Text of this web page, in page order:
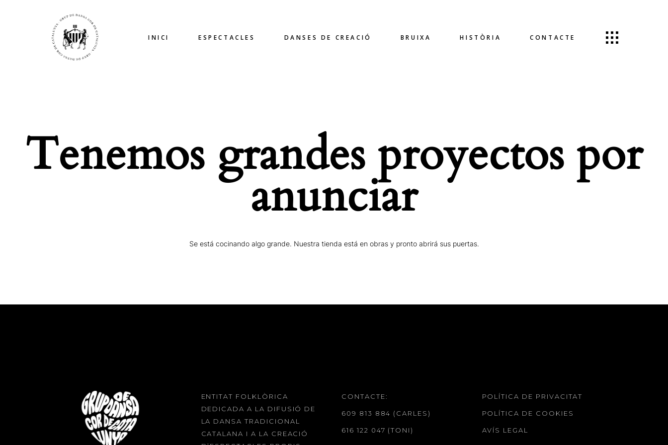
INICI ESPECTACLES DANSES DE CREACIÓ BRUIXA HISTÒRIA CONTACTE
Tenemos grandes proyectos por
anunciar
Se está cocinando algo grande. Nuestra tienda está en obras y pronto abrirá sus puertas.
ENTITAT FOLKLÒRICA
DEDICADA A LA DIFUSIÓ DE
LA DANSA TRADICIONAL
CATALANA I A LA CREACIÓ
CONTACTE:
609 813 884 (CARLES)
616 122 047 (TONI)
POLÍTICA DE PRIVACITAT
POLÍTICA DE COOKIES
AVÍS LEGAL